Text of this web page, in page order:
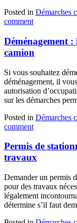
Posted in Démarches
comment
Déménagement
camion
Si vous souhaitez
déménagement, il
autorisation
sur les démarches
Posted in Démarches
comment
Permis de
travaux
Demander un permis
pour des travaux
légalement
détermine s’il faut